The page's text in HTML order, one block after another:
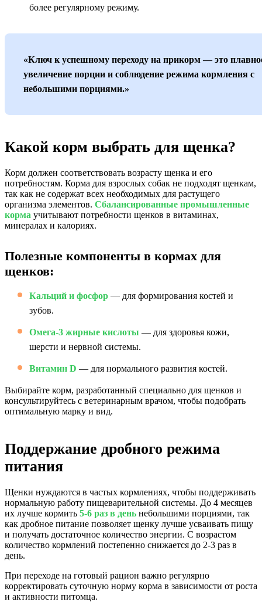
более регулярному режиму.
«Ключ к успешному переходу на прикорм — это
увеличение порции и соблюдение режима кормления с
небольшими порциями.»
Какой корм выбрать для щенка?
Корм должен соответствовать возрасту щенка и его
потребностям. Корма для взрослых собак не подходят щенкам,
так как не содержат всех необходимых для растущего
организма элементов. Сбалансированные промышленные
корма учитывают потребности щенков в витаминах,
минералах и калориях.
Полезные компоненты в кормах для
щенков:
Кальций и фосфор — для формирования костей и
зубов.
Омега-3 жирные кислоты — для здоровья кожи,
шерсти и нервной системы.
Витамин D — для нормального развития костей.
Выбирайте корм, разработанный специально для щенков и
консультируйтесь с ветеринарным врачом, чтобы подобрать
оптимальную марку и вид.
Поддержание дробного режима
питания
Щенки нуждаются в частых кормлениях, чтобы поддерживать
нормальную работу пищеварительной системы. До 4 месяцев
их лучше кормить 5-6 раз в день небольшими порциями, так
как дробное питание позволяет щенку лучше усваивать пищу
и получать достаточное количество энергии. С возрастом
количество кормлений постепенно снижается до 2-3 раз в
день.
При переходе на готовый рацион важно регулярно
корректировать суточную норму корма в зависимости от роста
и активности питомца.